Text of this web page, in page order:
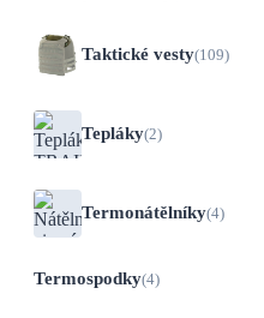
Taktické vesty(109)
Tepláky(2)
Termonátělníky(4)
Termospodky(4)